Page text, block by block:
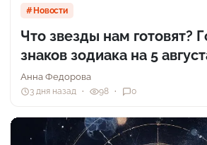
Новости
Что звезды нам готовят?
знаков зодиака на 5
Анна Федорова
3 дня назад 98 0